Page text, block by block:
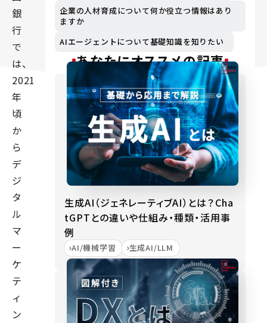
銀
行
で
は、
2021
年
頃
か
ら
デ
ジ
タ
ル
マ
ー
ケ
テ
ィ
ン
企業の人材育成について何か役立つ情報はあり
ますか
AIエージェントについて基礎知識を知りたい
あなたにオススメの記事
生成AI（ジェネレーティブAI）とは？Cha
tGPTとの違いや仕組み・種類・活用事
例
AI/機械学習 生成AI/LLM